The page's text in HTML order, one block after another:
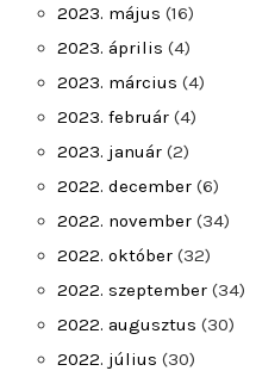
2023. május (16)
2023. április (4)
2023. március (4)
2023. február (4)
2023. január (2)
2022. december (6)
2022. november (34)
2022. október (32)
2022. szeptember (34)
2022. augusztus (30)
2022. július (30)